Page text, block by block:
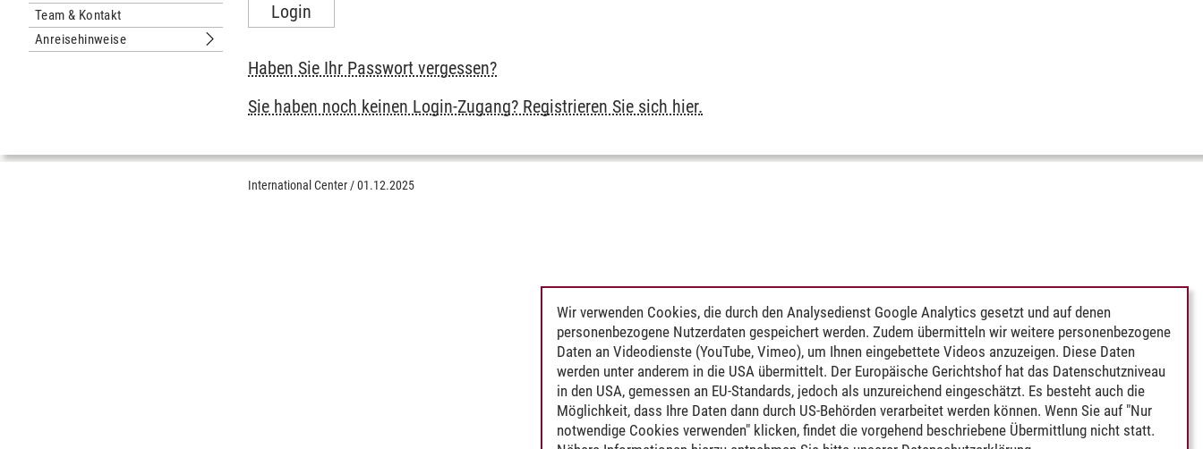
Team & Kontakt
Anreisehinweise
Untermenu Anreisehinweise
Haben Sie Ihr Passwort vergessen?
Sie haben noch keinen Login-Zugang? Registrieren Sie sich hier.
International Center /01.12.2025
Wir verwenden Cookies, die durch den Analysedienst Google Analytics gesetzt und auf denen
personenbezogene Nutzerdaten gespeichert werden. Zudem übermitteln wir weitere personenbezogene
Daten an Videodienste (YouTube, Vimeo), um Ihnen eingebettete Videos anzuzeigen. Diese Daten
werden unter anderem in die USA übermittelt. Der Europäische Gerichtshof hat das Datenschutzniveau
in den USA, gemessen an EU-Standards, jedoch als unzureichend eingeschätzt. Es besteht auch die
Möglichkeit, dass Ihre Daten dann durch US-Behörden verarbeitet werden können. Wenn Sie auf "Nur
notwendige Cookies verwenden" klicken, findet die vorgehend beschriebene Übermittlung nicht statt.